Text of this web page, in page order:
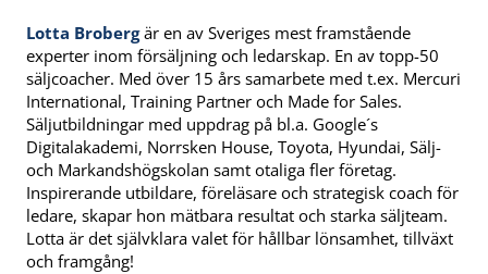
Lotta Brobergär en av Sveriges mest framstående
experter inom försäljning och ledarskap. En av topp-50
säljcoacher. Med över 15 års samarbete med t.ex. Mercuri
International, Training Partner och Made for Sales.
Säljutbildningar med uppdrag på bl.a. Google´s
Digitalakademi, Norrsken House, Toyota, Hyundai, Sälj-
och Markandshögskolan samt otaliga fler företag.
Inspirerande utbildare, föreläsare och strategisk coach för
ledare, skapar hon mätbara resultat och starka säljteam.
Lotta är det självklara valet för hållbar lönsamhet, tillväxt
och framgång!